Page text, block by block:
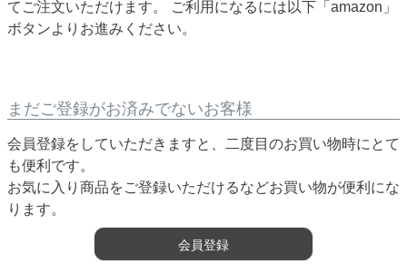
てご注文いただけます。 ご利用になるには以下「amazon」
ボタンよりお進みください。
まだご登録がお済みでないお客様
会員登録をしていただきますと、二度目のお買い物時にとて
も便利です。
お気に入り商品をご登録いただけるなどお買い物が便利にな
ります。
会員登録